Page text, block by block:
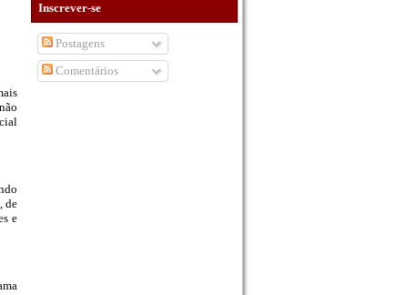
de
e
Inscrever-se
Postagens
Comentários